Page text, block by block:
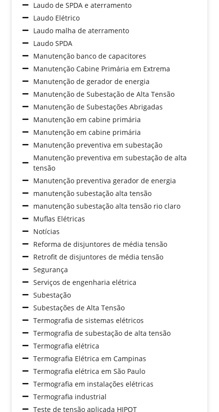
Laudo de SPDA e aterramento
Laudo Elétrico
Laudo malha de aterramento
Laudo SPDA
Manutenção banco de capacitores
Manutenção Cabine Primária em Extrema
Manutenção de gerador de energia
Manutenção de Subestação de Alta Tensão
Manutenção de Subestações Abrigadas
Manutenção em cabine primária
Manutenção em cabine primária
Manutenção preventiva em subestação
Manutenção preventiva em subestação de alta
tensão
Manutenção preventiva gerador de energia
manutenção subestação alta tensão
manutenção subestação alta tensão rio claro
Muflas Elétricas
Notícias
Reforma de disjuntores de média tensão
Retrofit de disjuntores de média tensão
Segurança
Serviços de engenharia elétrica
Subestação
Subestações de Alta Tensão
Termografia de sistemas elétricos
Termografia de subestação de alta tensão
Termografia elétrica
Termografia Elétrica em Campinas
Termografia elétrica em São Paulo
Termografia em instalações elétricas
Termografia industrial
Teste de tensão aplicada HIPOT